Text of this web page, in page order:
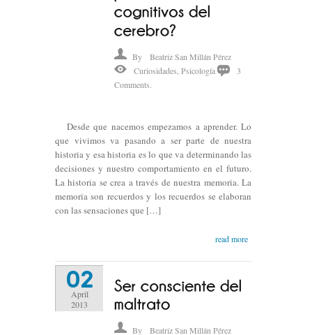
By Beatriz San Millán Pérez
Curiosidades Psicología
3
Comments.
Desde que nacemos empezamos a aprender. Lo
que vivimos va pasando a ser parte de nuestra
historia y esa historia es lo que va determinando las
decisiones y nuestro comportamiento en el futuro.
La historia se crea a través de nuestra memoria. La
memoria son recuerdos y los recuerdos se elaboran
con las sensaciones que […]
read more
02
April
2013
By Beatriz San Millán Pérez